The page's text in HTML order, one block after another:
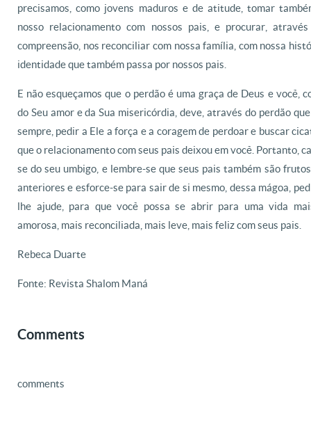
precisamos, como jovens maduros e de atitude, tomar
nosso relacionamento com nossos pais, e procurar,
compreensão, nos reconciliar com nossa família, com nossa
identidade que também passa por nossos pais.
E não esqueçamos que o perdão é uma graça de Deus e você,
do Seu amor e da Sua misericórdia, deve, através do perdão
sempre, pedir a Ele a força e a coragem de perdoar e buscar
que o relacionamento com seus pais deixou em você. Portanto,
se do seu umbigo, e lembre-se que seus pais também são
anteriores e esforce-se para sair de si mesmo, dessa mágoa,
lhe ajude, para que você possa se abrir para uma vida
amorosa, mais reconciliada, mais leve, mais feliz com seus pais.
Rebeca Duarte
Fonte: Revista Shalom Maná
Comments
comments